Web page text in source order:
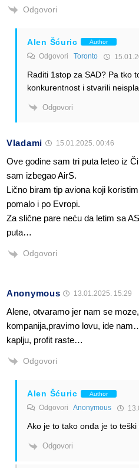
Odgovori
Alen Šćuric Author
Odgovori Toronto
Raditi 1stop za SAD? Pa tko
konkurentnost i stvarili
Odgovori
Vladami 15.01.2025. 00:46
Ove godine sam tri puta leteo iz
sam izbegao AirS.
Lično biram tip aviona koji
pomalo i po Evropi.
Za slične pare neću da letim sa
puta…
Odgovori
Anonymous 13.01.2025. 15:29
Alene, otvaramo jer nam se
kompanija,pravimo lovu, ide
kaplju, profit raste…
Odgovori
Alen Šćuric Author
Odgovori Anonymous
Ako je to tako onda je to teški
Odgovori